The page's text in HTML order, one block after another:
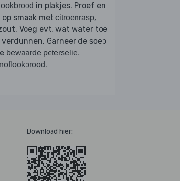
in plakjes. Proef en
op smaak met citroenrasp,
Voeg evt. wat water toe
verdunnen. Garneer de soep
bewaarde peterselie.
.
Download hier: